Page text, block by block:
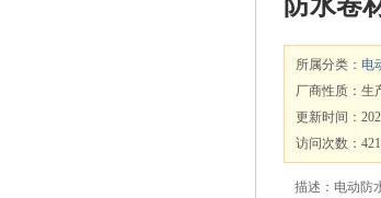
所属分类： 电
厂商性质：生
更新时间：
访问次数：
描述：电动防